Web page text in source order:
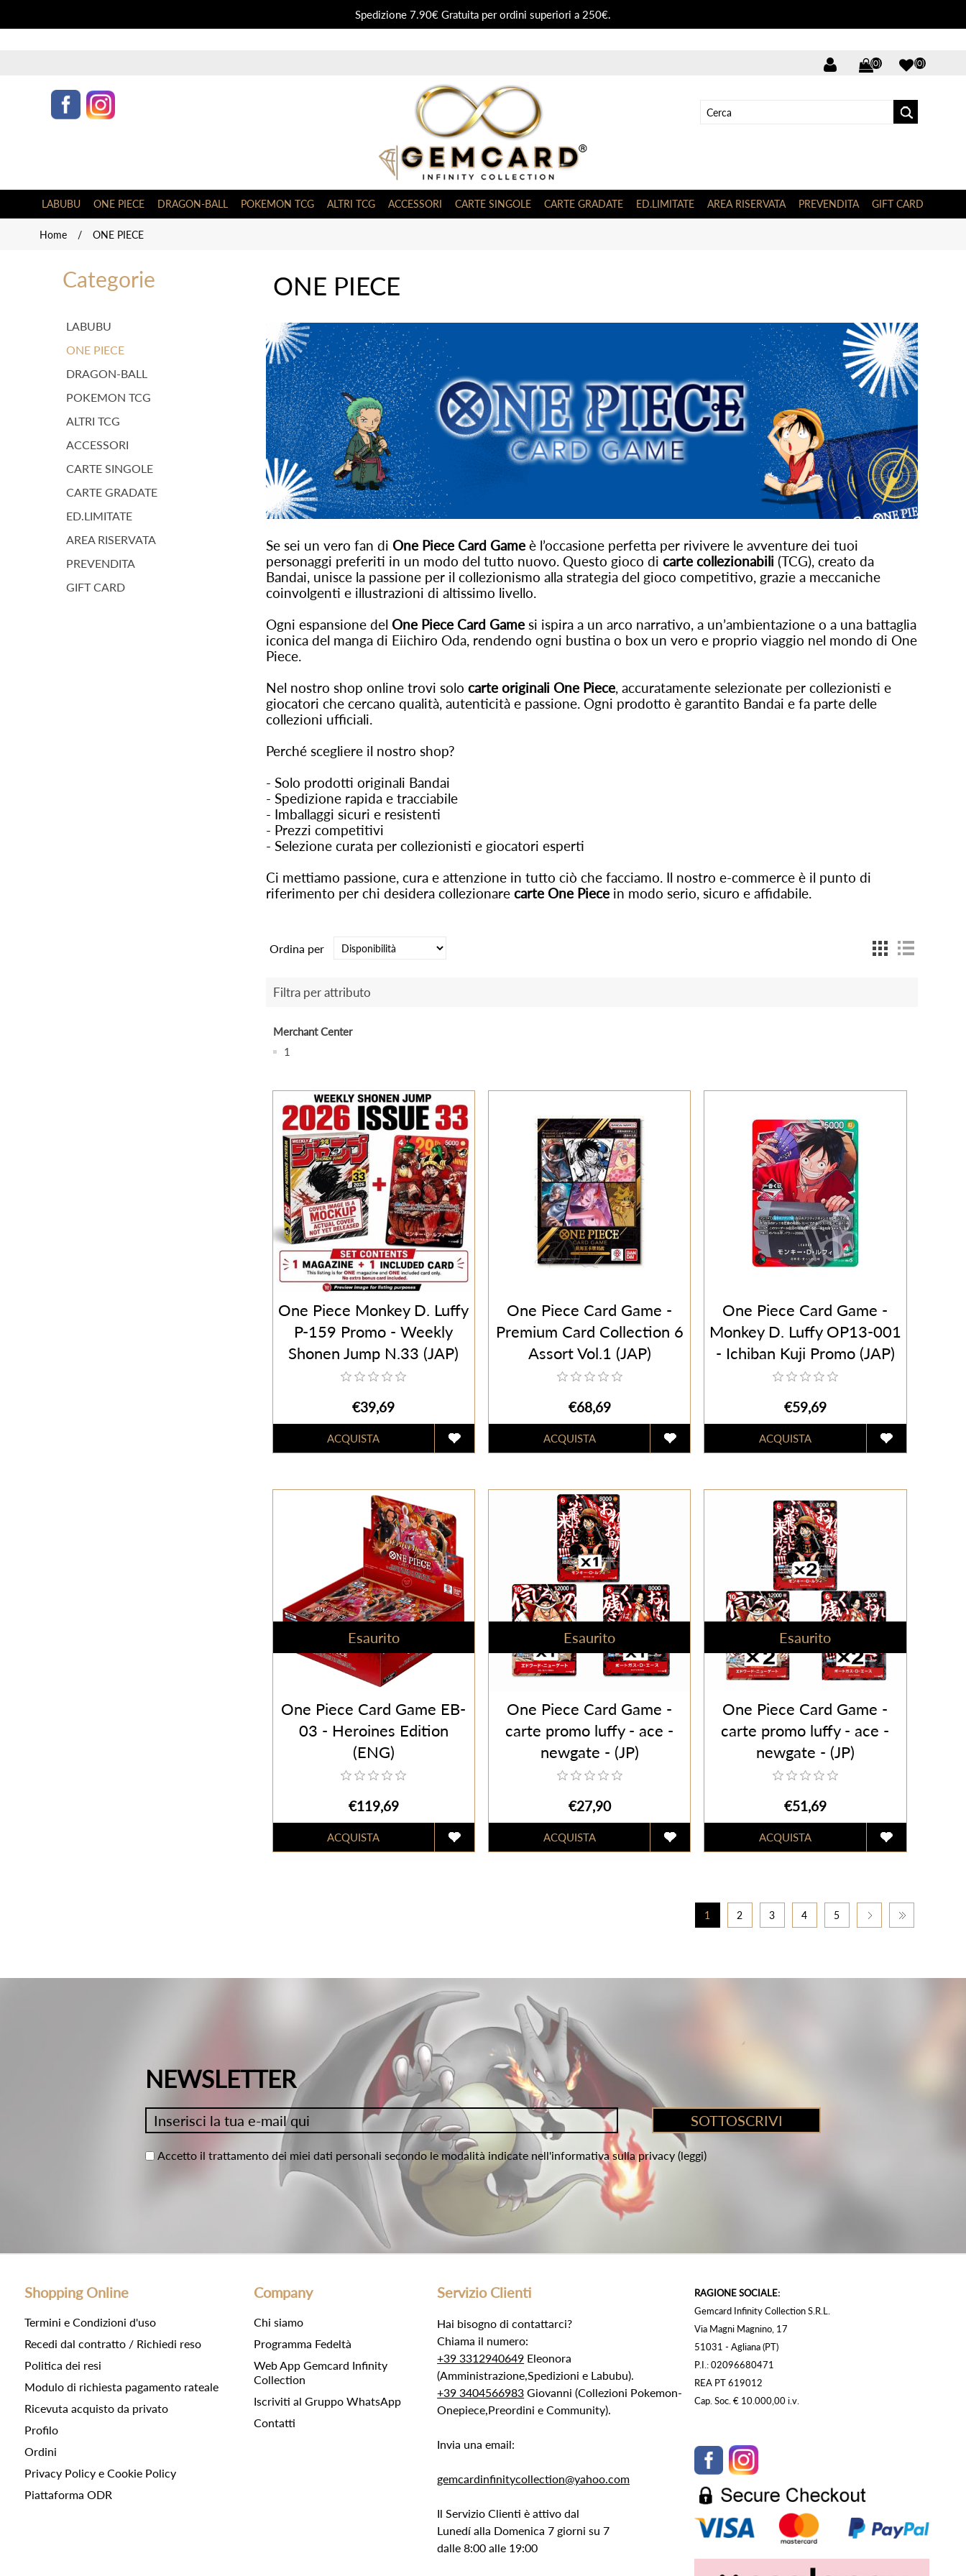
Spedizione 7.90€ Gratuita per ordini superiori a 250€.
(0) (0)
LABUBU ONE PIECE DRAGON-BALL POKEMON TCG ALTRI TCG ACCESSORI CARTE SINGOLE CARTE GRADATE ED.LIMITATE AREA RISERVATA PREVENDITA GIFT CARD
Home / ONE PIECE
Categorie
LABUBU
ONE PIECE
DRAGON-BALL
POKEMON TCG
ALTRI TCG
ACCESSORI
CARTE SINGOLE
CARTE GRADATE
ED.LIMITATE
AREA RISERVATA
PREVENDITA
GIFT CARD
ONE PIECE
Se sei un vero fan di One Piece Card Gameè l’occasione perfetta per rivivere le avventure dei tuoi
personaggi preferiti in un modo del tutto nuovo. Questo gioco di carte collezionabili(TCG), creato da
Bandai, unisce la passione per il collezionismo alla strategia del gioco competitivo, grazie a meccaniche
coinvolgenti e illustrazioni di altissimo livello.
Ogni espansione del One Piece Card Gamesi ispira a un arco narrativo, a un’ambientazione o a una battaglia
iconica del manga di Eiichiro Oda, rendendo ogni bustina o box un vero e proprio viaggio nel mondo di One
Piece.
Nel nostro shop online trovi solo carte originali One Piece, accuratamente selezionate per collezionisti e
giocatori che cercano qualità, autenticità e passione. Ogni prodotto è garantito Bandai e fa parte delle
collezioni ufficiali.
Perché scegliere il nostro shop?
- Solo prodotti originali Bandai
- Spedizione rapida e tracciabile
- Imballaggi sicuri e resistenti
- Prezzi competitivi
- Selezione curata per collezionisti e giocatori esperti
Ci mettiamo passione, cura e attenzione in tutto ciò che facciamo. Il nostro e-commerce è il punto di
riferimento per chi desidera collezionarecarte One Piecein modo serio, sicuro e affidabile.
Ordina per
Filtra per attributo
Merchant Center
1
One Piece Monkey D. Luffy
P-159 Promo - Weekly
Shonen Jump N.33 (JAP)
€39,69
One Piece Card Game -
Premium Card Collection 6
Assort Vol.1 (JAP)
€68,69
One Piece Card Game -
Monkey D. Luffy OP13-001
- Ichiban Kuji Promo (JAP)
€59,69
Esaurito
One Piece Card Game EB-
03 - Heroines Edition
(ENG)
€119,69
Esaurito
One Piece Card Game -
carte promo luffy - ace -
newgate - (JP)
€27,90
Esaurito
One Piece Card Game -
carte promo luffy - ace -
newgate - (JP)
€51,69
1 2 3 4 5
NEWSLETTER
Accetto il trattamento dei miei dati personali secondo le modalità indicate nell'informativa sulla privacy (leggi)
Shopping Online
Termini e Condizioni d'uso
Recedi dal contratto / Richiedi reso
Politica dei resi
Modulo di richiesta pagamento rateale
Ricevuta acquisto da privato
Profilo
Ordini
Privacy Policy e Cookie Policy
Piattaforma ODR
Company
Chi siamo
Programma Fedeltà
Web App Gemcard Infinity
Collection
Iscriviti al Gruppo WhatsApp
Contatti
Servizio Clienti
Hai bisogno di contattarci?
Chiama il numero:
+39 3312940649 Eleonora
(Amministrazione,Spedizioni e Labubu).
+39 3404566983 Giovanni (Collezioni Pokemon-
Onepiece,Preordini e Community).
Invia una email:
gemcardinfinitycollection@yahoo.com
Il Servizio Clienti è attivo dal
Lunedí alla Domenica 7 giorni su 7
dalle 8:00 alle 19:00
RAGIONE SOCIALE:
Gemcard Infinity Collection S.R.L.
Via Magni Magnino, 17
51031 - Agliana (PT)
P.I.: 02096680471
REA PT 619012
Cap. Soc. € 10.000,00 i.v.